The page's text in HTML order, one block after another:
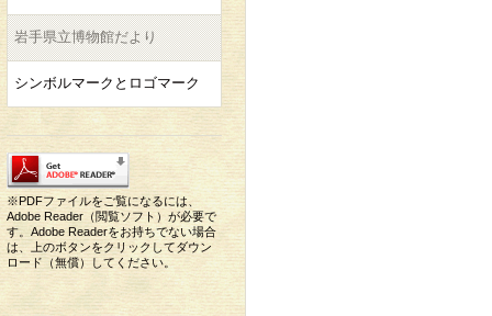
岩手県立博物館だより
シンボルマークとロゴマーク
※PDFファイルをご覧になるには、
Adobe Reader（閲覧ソフト）が必要で
す。Adobe Readerをお持ちでない場合
は、上のボタンをクリックしてダウン
ロード（無償）してください。